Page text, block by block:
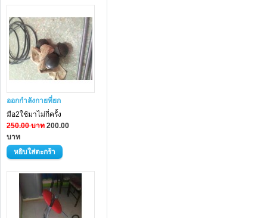
ออกกำลังกายที่ยก
มือ2ใช้มาไม่กี่ครั้ง
250.00 บาท 200.00
บาท